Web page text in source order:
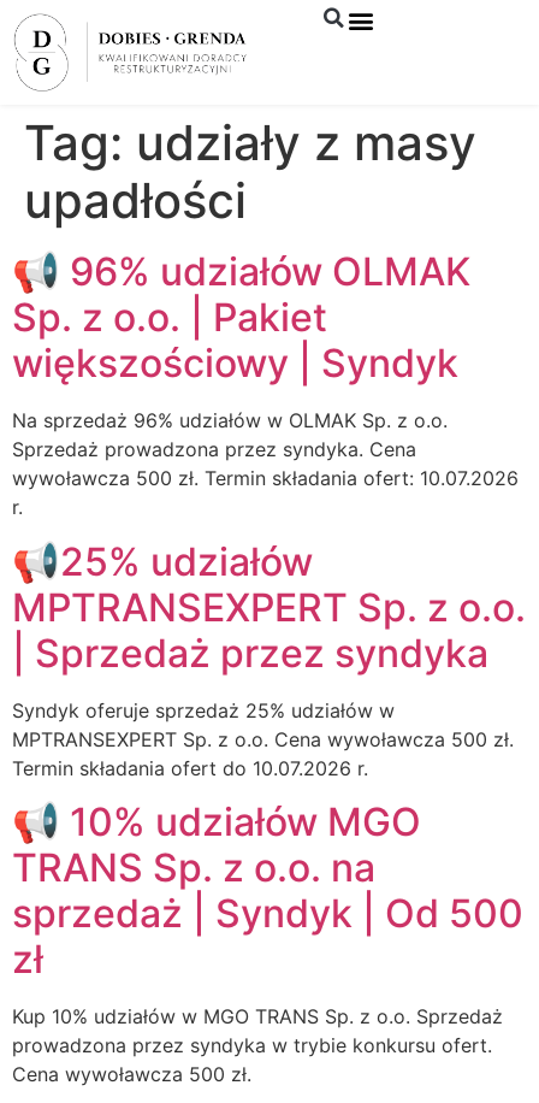
Tag: udziały z masy
upadłości
📢 96% udziałów OLMAK
Sp. z o.o. | Pakiet
większościowy | Syndyk
Na sprzedaż 96% udziałów w OLMAK Sp. z o.o.
Sprzedaż prowadzona przez syndyka. Cena
wywoławcza 500 zł. Termin składania ofert: 10.07.2026
r.
📢25% udziałów
MPTRANSEXPERT Sp. z o.o.
| Sprzedaż przez syndyka
Syndyk oferuje sprzedaż 25% udziałów w
MPTRANSEXPERT Sp. z o.o. Cena wywoławcza 500 zł.
Termin składania ofert do 10.07.2026 r.
📢 10% udziałów MGO
TRANS Sp. z o.o. na
sprzedaż | Syndyk | Od 500
zł
Kup 10% udziałów w MGO TRANS Sp. z o.o. Sprzedaż
prowadzona przez syndyka w trybie konkursu ofert.
Cena wywoławcza 500 zł.